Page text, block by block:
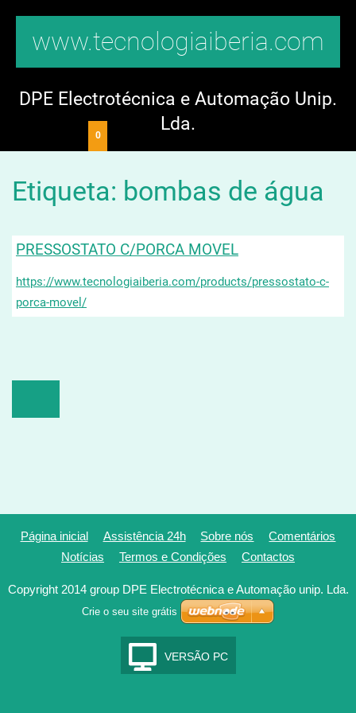
www.tecnologiaiberia.com
DPE Electrotécnica e Automação Unip.
Lda.
Etiqueta: bombas de água
PRESSOSTATO C/PORCA MOVEL
https://www.tecnologiaiberia.com/products/pressostato-c-
porca-movel/
Página inicial Assistência 24h Sobre nós
Comentários
Notícias
Termos e Condições Contactos
Copyright 2014 group DPE Electrotécnica e Automação unip. Lda.
Crie o seu site grátis
VERSÃO PC
0